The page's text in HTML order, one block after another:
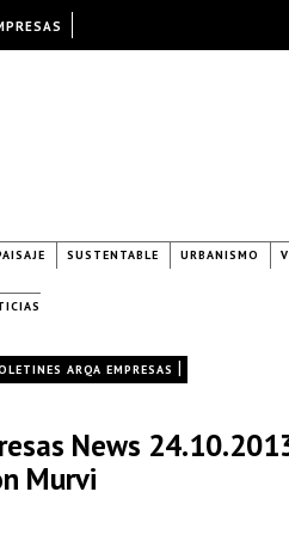
SUSTENTABLE URBANISMO
ARQA EMPRESAS |
News
Murvi